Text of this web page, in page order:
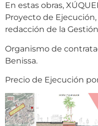
En estas obras,
Proyecto de
redacción de la
Organismo de
Benissa.
Precio de Ejecución